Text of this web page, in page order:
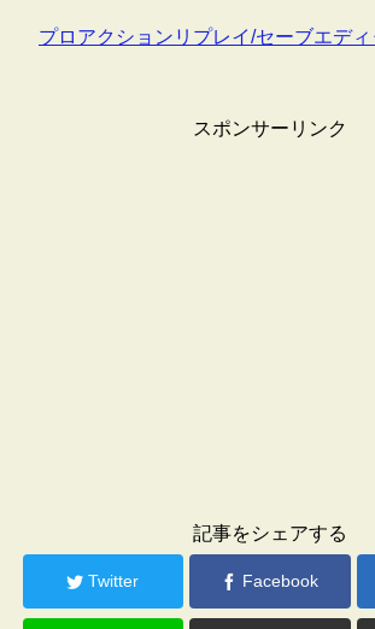
プロアクションリプレイ/セーブエデ
スポンサーリンク
記事をシェアする
Twitter Facebook